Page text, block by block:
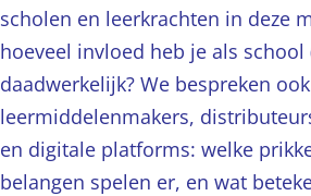
scholen en leerkrachten in deze
hoeveel invloed heb je als school
daadwerkelijk? We bespreken
leermiddelenmakers,
en digitale platforms: welke
belangen spelen er, en wat